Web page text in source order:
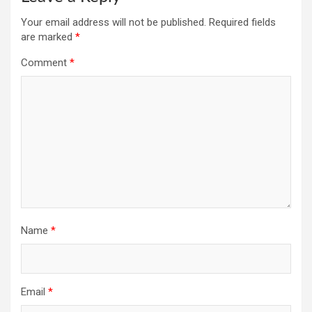
Your email address will not be published. Required fields
are marked *
Comment *
Name *
Email *